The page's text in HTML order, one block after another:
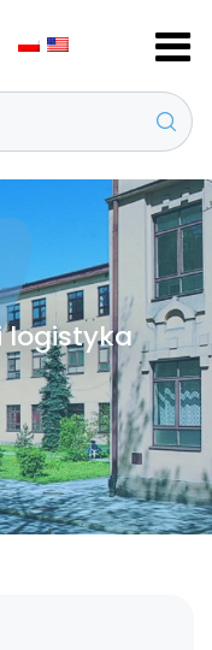
logistyka